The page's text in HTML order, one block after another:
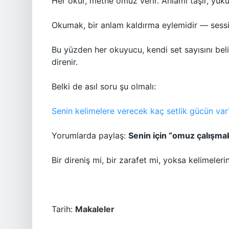
Okumak, bir anlam kaldırma eylemidir —
Bu yüzden her okuyucu, kendi set sayısını
direnir.
Belki de asıl soru şu olmalı:
Senin kelimelere verecek kaç setlik gücün
Yorumlarda paylaş: Senin için “omuz
Bir direniş mi, bir zarafet mi, yoksa
Tarih: Makaleler